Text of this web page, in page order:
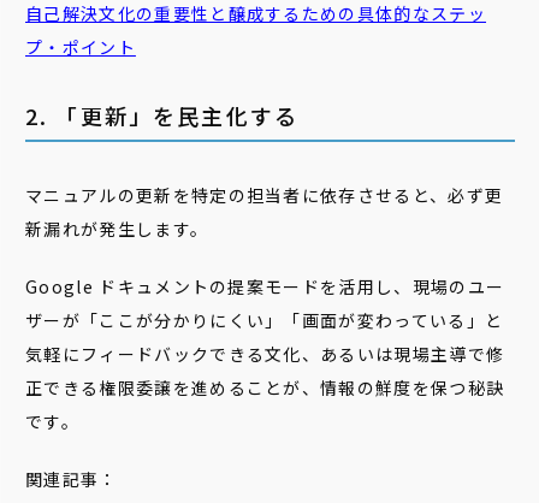
自己解決文化の重要性と醸成するための具体的なステッ
プ・ポイント
2. 「更新」を民主化する
マニュアルの更新を特定の担当者に依存させると、必ず更
新漏れが発生します。
Google ドキュメントの提案モードを活用し、現場のユー
ザーが「ここが分かりにくい」「画面が変わっている」と
気軽にフィードバックできる文化、あるいは現場主導で修
正できる権限委譲を進めることが、情報の鮮度を保つ秘訣
です。
関連記事：